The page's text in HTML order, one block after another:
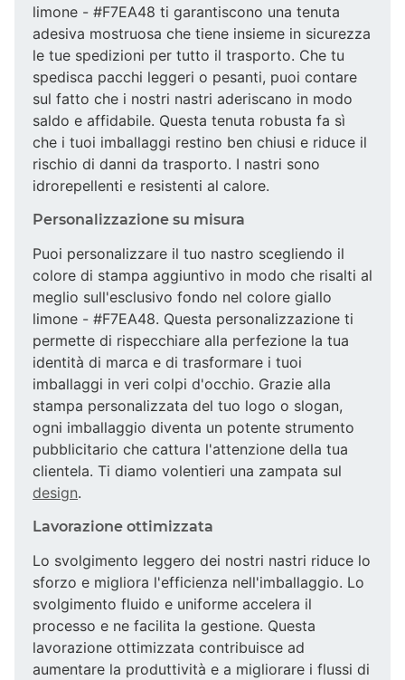
limone - #F7EA48 ti garantiscono una tenuta
adesiva mostruosa che tiene insieme in sicurezza
le tue spedizioni per tutto il trasporto. Che tu
spedisca pacchi leggeri o pesanti, puoi contare
sul fatto che i nostri nastri aderiscano in modo
saldo e affidabile. Questa tenuta robusta fa sì
che i tuoi imballaggi restino ben chiusi e riduce il
rischio di danni da trasporto. I nastri sono
idrorepellenti e resistenti al calore.
Personalizzazione su misura
Puoi personalizzare il tuo nastro scegliendo il
colore di stampa aggiuntivo in modo che risalti al
meglio sull'esclusivo fondo nel colore giallo
limone - #F7EA48. Questa personalizzazione ti
permette di rispecchiare alla perfezione la tua
identità di marca e di trasformare i tuoi
imballaggi in veri colpi d'occhio. Grazie alla
stampa personalizzata del tuo logo o slogan,
ogni imballaggio diventa un potente strumento
pubblicitario che cattura l'attenzione della tua
clientela. Ti diamo volentieri una zampata sul
design.
Lavorazione ottimizzata
Lo svolgimento leggero dei nostri nastri riduce lo
sforzo e migliora l'efficienza nell'imballaggio. Lo
svolgimento fluido e uniforme accelera il
processo e ne facilita la gestione. Questa
lavorazione ottimizzata contribuisce ad
aumentare la produttività e a migliorare i flussi di